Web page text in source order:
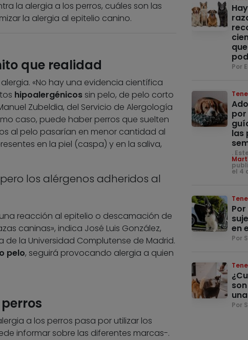
la alergia a los perros, cuáles son las
la alergia al epitelio canino.
que realidad
«No hay una evidencia científica
hipoalergénicossin pelo, de pelo corto
Zubeldia, del Servicio de Alergología
caso, puede haber perros que suelten
al pelo pasarían en menor cantidad al
en la piel (caspa) y en la saliva,
los alérgenos adheridos al
reacción al epitelio o descamación de
caninas», indica José Luis González,
la Universidad Complutense de Madrid.
pelo, seguirá provocando alergia a quien
a los perros pasa por utilizar los
informar sobre las diferentes marcas-.
Por
las
.
el 4
en
Por
Por